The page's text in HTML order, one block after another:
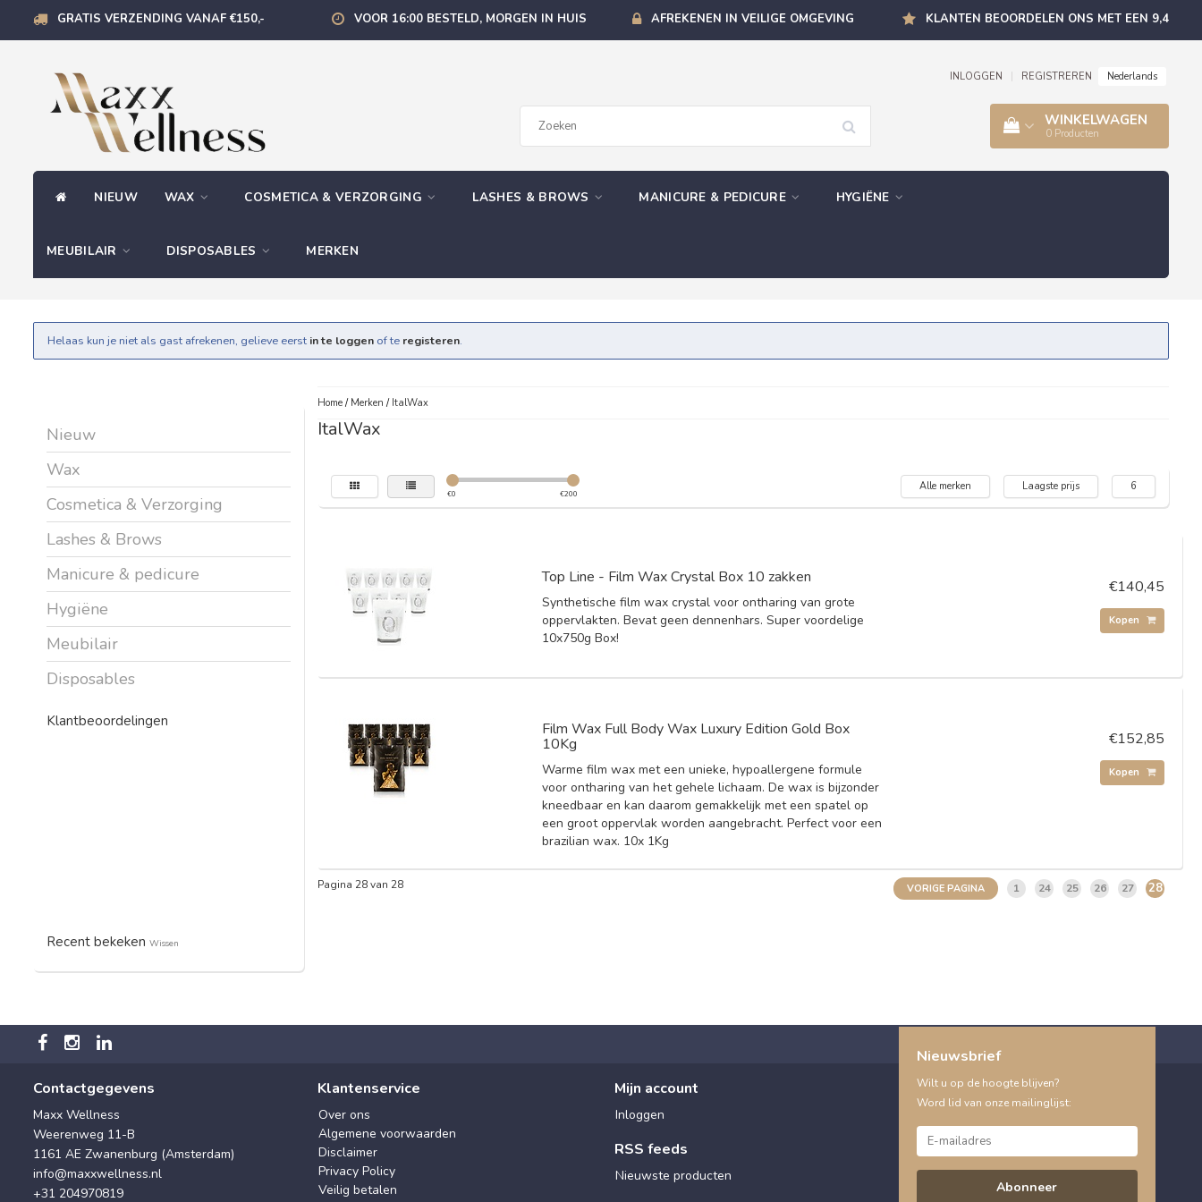
GRATIS VERZENDING VANAF €150,- VOOR 16:00 BESTELD, MORGEN IN HUIS AFREKENEN IN VEILIGE OMGEVING KLANTEN BEOORDELEN ONS MET EEN 9,4
INLOGGEN REGISTREREN Nederlands
WINKELWAGEN
0 Producten
NIEUW WAX COSMETICA & VERZORGING LASHES & BROWS MANICURE & PEDICURE HYGIËNE
MEUBILAIR DISPOSABLES MERKEN
Helaas kun je niet als gast afrekenen, gelieve eerst in te loggen of te registeren.
Nieuw
Wax
Cosmetica & Verzorging
Lashes & Brows
Manicure & pedicure
Hygiëne
Meubilair
Disposables
Klantbeoordelingen
Recent bekeken Wissen
Home/ Merken / ItalWax
ItalWax
€0 €200
Alle merken Laagste prijs 6
Top Line - Film Wax Crystal Box 10 zakken
Synthetische film wax crystal voor ontharing van grote
oppervlakten. Bevat geen dennenhars. Super voordelige
10x750g Box!
€140,45
Kopen
Film Wax Full Body Wax Luxury Edition Gold Box
10Kg
Warme film wax met een unieke, hypoallergene formule
voor ontharing van het gehele lichaam. De wax is bijzonder
kneedbaar en kan daarom gemakkelijk met een spatel op
een groot oppervlak worden aangebracht. Perfect voor een
brazilian wax. 10x 1Kg
€152,85
Kopen
Pagina 28 van 28 VORIGE PAGINA 1 24 25 26 27 28
Contactgegevens
Maxx Wellness
Weerenweg 11-B
1161 AE Zwanenburg (Amsterdam)
info@maxxwellness.nl
+31 204970819
Klantenservice
Over ons
Algemene voorwaarden
Disclaimer
Privacy Policy
Veilig betalen
Mijn account
Inloggen
RSS feeds
Nieuwste producten
Nieuwsbrief
Wilt u op de hoogte blijven?
Word lid van onze mailinglijst:
Abonneer